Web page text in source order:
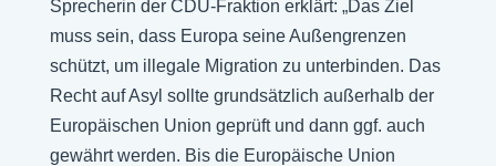
Sprecherin der CDU-Fraktion erklärt: „Das Ziel
muss sein, dass Europa seine Außengrenzen
schützt, um illegale Migration zu unterbinden. Das
Recht auf Asyl sollte grundsätzlich außerhalb der
Europäischen Union geprüft und dann ggf. auch
gewährt werden. Bis die Europäische Union